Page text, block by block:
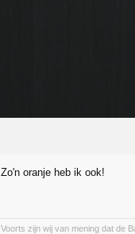
Zo'n oranje heb ik ook!
Voorts zijn wij van mening dat de